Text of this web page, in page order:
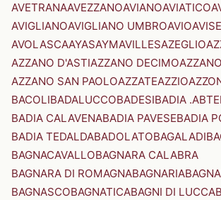
AVETRANAAVEZZANOAVIANOAVIATICO
AVIGLIANOAVIGLIANO UMBROAVIOAVISE
AVOLASCAAYASAYMAVILLESAZEGLIO
AZZANO D'ASTIAZZANO DECIMO
AZZANO SAN PAOLOAZZATEAZZIO
BACOLIBADALUCCOBADESIBADIA
BADIA CALAVENABADIA PAVESEBADIA
BADIA TEDALDABADOLATOBAGALADI
BAGNACAVALLOBAGNARA CALABRA
BAGNARA DI ROMAGNABAGNARIA
BAGNASCOBAGNATICABAGNI DI LUCCA